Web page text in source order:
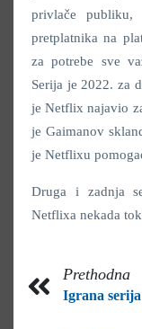
privlače
pretplatnika na
za potrebe sve
Serija je 2022. za
je Netflix najavio
je Gaimanov
je Netflixu
Druga i zadnja
Netflixa nekada
Prethodna
Igrana